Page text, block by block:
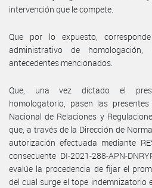
intervención que le compete.
Que por lo expuesto,
administrativo de
antecedentes mencionados.
Que, una vez dictado el
homologatorio, pasen las
Nacional de Relaciones y
que, a través de la Dirección de
autorización efectuada mediante
consecuente DI-2021-288-APN-
evalúe la procedencia de fijar el
del cual surge el tope indemnizatorio